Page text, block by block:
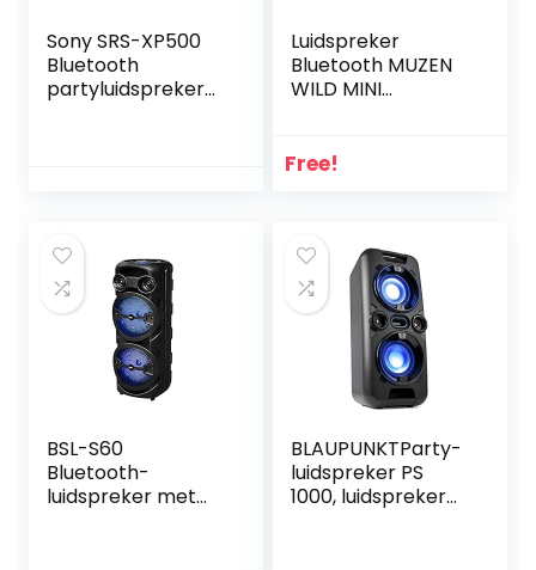
Sony SRS-XP500
Bluetooth
partyluidspreker
zwart
Luidspreker
Bluetooth MUZEN
WILD MINI
Waterdichte
zaklamp voor op
reis Buitenshuis
klimmen (Grey)
Free!
BSL-S60
Bluetooth-
luidspreker met
BLAUPUNKTParty-
luidspreker PS
1000, luidspreker